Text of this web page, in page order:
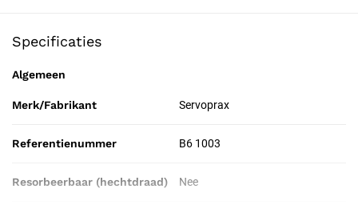
Specificaties
Algemeen
Merk/Fabrikant Servoprax
Referentienummer B6 1003
Resorbeerbaar (hechtdraad) Nee